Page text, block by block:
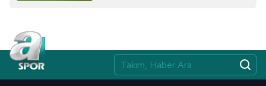
vasıtasıyla belirleyebilirsiniz. Çerezlere ilişkin detaylı bilgi
için Ayarlar butonuna tıklayabilir,Çerez Bilgilendirme
Metnimizi
ziyaret edebilirsiniz.